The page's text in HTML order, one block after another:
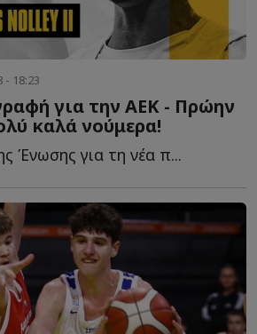
- 18:23
για την ΑΕΚ - Πρώην
καλά νούμερα!
Ένωσης για τη νέα π...